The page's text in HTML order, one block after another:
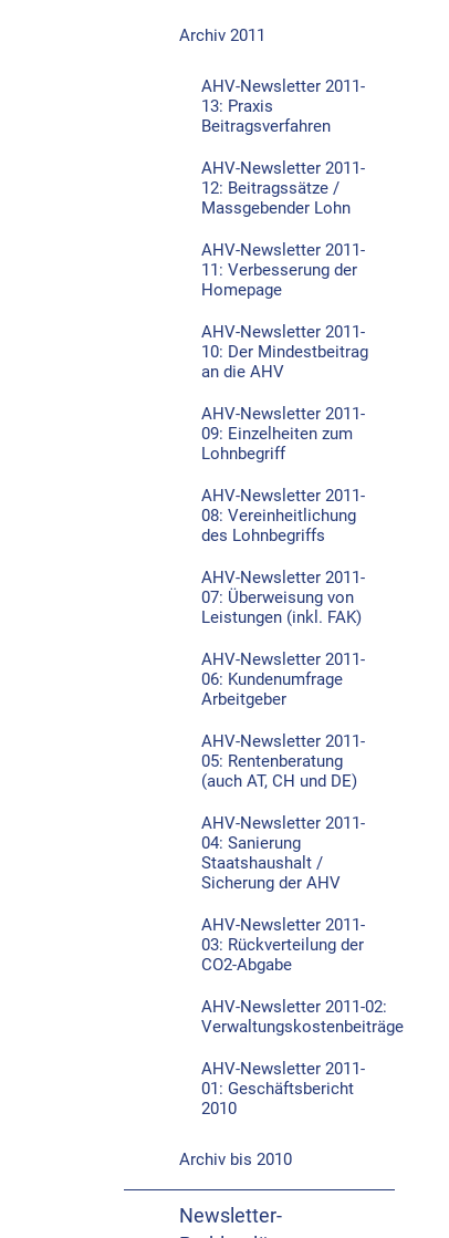
Archiv 2011
AHV-Newsletter 2011-
13: Praxis
Beitragsverfahren
AHV-Newsletter 2011-
12: Beitragssätze /
Massgebender Lohn
AHV-Newsletter 2011-
11: Verbesserung der
Homepage
AHV-Newsletter 2011-
10: Der Mindestbeitrag
an die AHV
AHV-Newsletter 2011-
09: Einzelheiten zum
Lohnbegriff
AHV-Newsletter 2011-
08: Vereinheitlichung
des Lohnbegriffs
AHV-Newsletter 2011-
07: Überweisung von
Leistungen (inkl. FAK)
AHV-Newsletter 2011-
06: Kundenumfrage
Arbeitgeber
AHV-Newsletter 2011-
05: Rentenberatung
(auch AT, CH und DE)
AHV-Newsletter 2011-
04: Sanierung
Staatshaushalt /
Sicherung der AHV
AHV-Newsletter 2011-
03: Rückverteilung der
CO2-Abgabe
AHV-Newsletter 2011-02:
Verwaltungskostenbeiträge
AHV-Newsletter 2011-
01: Geschäftsbericht
2010
Archiv bis 2010
Newsletter-